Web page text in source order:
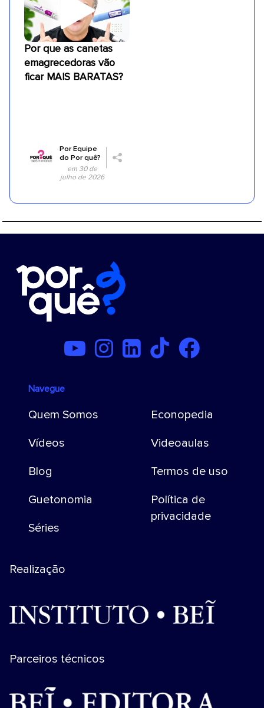
Por que as canetas
emagrecedoras vão
ficar MAIS BARATAS?
PorEquipe
do Por quê?
em 30 de
julho de 2026
Navegue
Quem Somos
Vídeos
Blog
Guetonomia
Séries
Econopedia
Videoaulas
Termos de uso
Política de
privacidade
Realização
Parceiros técnicos